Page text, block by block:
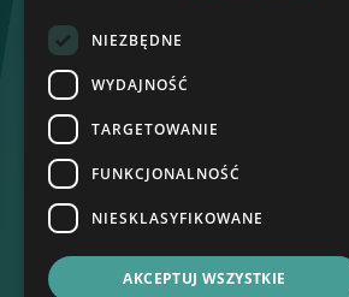
GRUPA REKORD
NA SKRÓTY
NIEZBĘDNE
WYDAJNOŚĆ
TARGETOWANIE
FUNKCJONALNOŚĆ
NIESKLASYFIKOWANE
AKCEPTUJ WSZYSTKIE